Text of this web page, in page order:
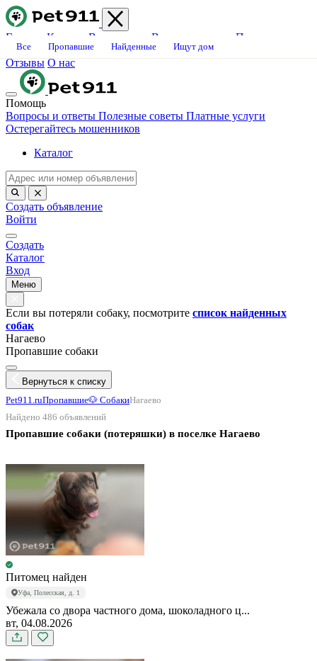
Главная Каталог Ветклиники Вопросы-ответы
Платные
услуги
Блог Свяжитесь с нами Станьте волонтёром
Отзывы О нас
Помощь
Вопросы и ответы Полезные советы Платные услуги
Остерегайтесь мошенников
Каталог
Создать объявление
Войти
Создать
Каталог
Вход
Меню
Если вы потеряли собаку, посмотрите список найденных
собак
Нагаево
Пропавшие собаки
Все Пропавшие Найденные Ищут дом
Вернуться к списку
Pet911.ruПропавшие🐶 СобакиНагаево
Найдено 486 объявлений
Пропавшие собаки (потеряшки) в поселке Нагаево
Питомец найден
Уфа, Полесская, д. 1
Убежала со двора частного дома, шоколадного ц...
вт, 04.08.2026